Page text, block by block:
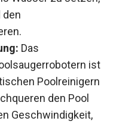
den
Das
ist
Poolreinigern
den Pool
Geschwindigkeit,